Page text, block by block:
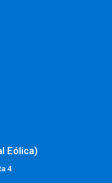
Eólica)
4